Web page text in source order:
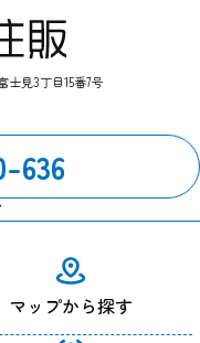
士見3丁目15番7号
636
マップから探す